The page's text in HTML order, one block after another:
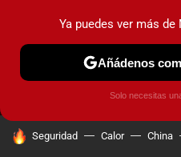
MENÚ
COCHES
HOY SE HABLA DE
Seguridad Calor China
Ya puedes ver más
Añádenos
Solo necesitas